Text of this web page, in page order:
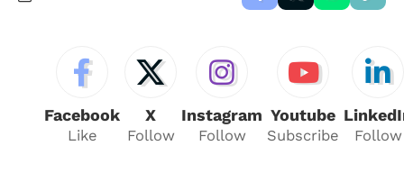
Facebook
Like
X
Follow
Instagram
Follow
Youtube
Subscribe Follow